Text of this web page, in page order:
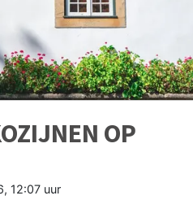
OP
12:07 uur